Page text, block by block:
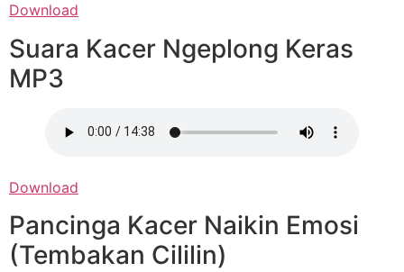
Download
Suara Kacer Ngeplong Keras
MP3
Download
Pancinga Kacer Naikin Emosi
(Tembakan Cililin)